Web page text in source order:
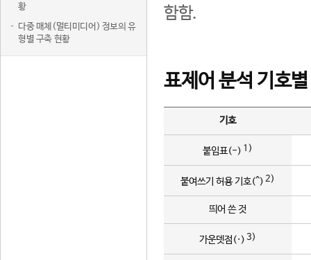
황
다중 매체(멀티미디어) 정보의 유
형별 구축 현황
함함.
표제어 분석 기호
기호
붙임표(-) 1)
붙여쓰기 허용 기호(^) 2)
띄어 쓴 것
가운뎃점(·) 3)